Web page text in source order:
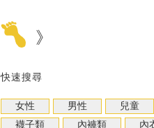
》
快速搜尋